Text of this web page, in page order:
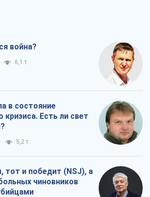
война?
6,1 т.
в состояние
кризиса. Есть ли свет
5,2 т.
тот и победит (NSJ), а
чиновников